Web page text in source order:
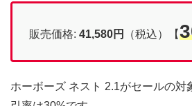
販売価格: 41,580円 （税込）【
ホーボーズ ネスト 2.1がセールの対